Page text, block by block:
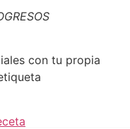
con tu propia